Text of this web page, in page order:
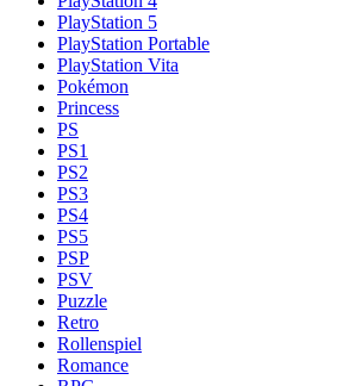
PlayStation 5
PlayStation Portable
PlayStation Vita
Pokémon
Princess
PS
PS1
PS2
PS3
PS4
PS5
PSP
PSV
Puzzle
Retro
Rollenspiel
Romance